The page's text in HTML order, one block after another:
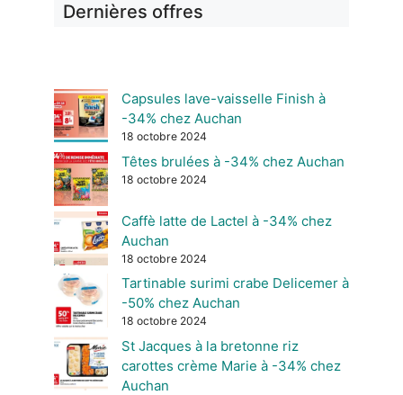
Dernières offres
Capsules lave-vaisselle Finish à
-34% chez Auchan
18 octobre 2024
Têtes brulées à -34% chez Auchan
18 octobre 2024
Caffè latte de Lactel à -34% chez
Auchan
18 octobre 2024
Tartinable surimi crabe Delicemer à
-50% chez Auchan
18 octobre 2024
St Jacques à la bretonne riz
carottes crème Marie à -34% chez
Auchan